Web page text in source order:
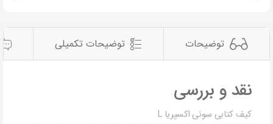
توضیحات توضیحات تکمیلی
نقد و بررسی
کیف کتابی سونی اکسپریا L